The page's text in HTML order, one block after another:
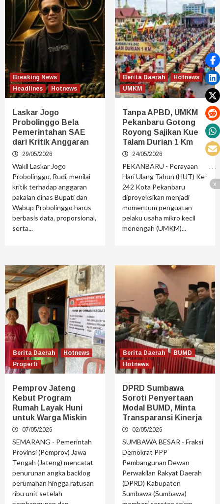
Breaking News
Headlines
Hotnews
Laskar Jogo
Probolinggo Bela
Pemerintahan SAE
dari Kritik Anggaran
29/05/2026
Wakil Laskar Jogo
Probolinggo, Rudi, menilai
kritik terhadap anggaran
pakaian dinas Bupati dan
Wabup Probolinggo harus
berbasis data, proporsional,
serta...
Berita Daerah
Hotnews
UMKM
Tanpa APBD, UMKM
Pekanbaru Gotong
Royong Sajikan Kue
Talam Durian 1 Km
24/05/2026
PEKANBARU - Perayaan
Hari Ulang Tahun (HUT) Ke-
242 Kota Pekanbaru
diproyeksikan menjadi
momentum penguatan
pelaku usaha mikro kecil
menengah (UMKM)...
Berita Daerah
Hotnews
Properti
Pemprov Jateng
Kebut Program
Rumah Layak Huni
untuk Warga Miskin
07/05/2026
SEMARANG - Pemerintah
Provinsi (Pemprov) Jawa
Tengah (Jateng) mencatat
penurunan angka backlog
perumahan hingga ratusan
ribu unit setelah
Berita Daerah
BUMD
Hotnews
DPRD Sumbawa
Soroti Penyertaan
Modal BUMD, Minta
Transparansi Kinerja
02/05/2026
SUMBAWA BESAR - Fraksi
Demokrat PPP
Pembangunan Dewan
Perwakilan Rakyat Daerah
(DPRD) Kabupaten
Sumbawa (Sumbawa)